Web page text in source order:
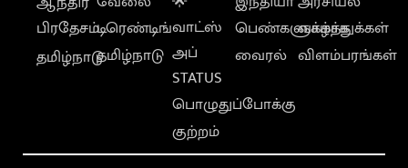
பிரதேசம்
தமிழ்நாடு
டிரெண்டிங்
தமிழ்நாடு
வாட்ஸ்
அப்
STATUS
பொழுதுப்போக்கு
குற்றம்
பெண்களுக்காக
வைரல்
வாழ்த்துக்கள்
விளம்பரங்கள்